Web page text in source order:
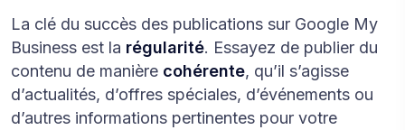
La clé du succès des publications sur Google My
Business est la régularité. Essayez de publier du
contenu de manière cohérente, qu’il s’agisse
d’actualités, d’offres spéciales, d’événements ou
d’autres informations pertinentes pour votre